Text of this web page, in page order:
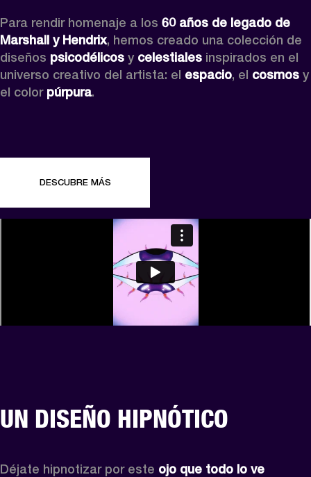
Para rendir homenaje a los 60 años de legado de
Marshall y Hendrix, hemos creado una colección de
diseños psicodélicos y celestiales inspirados en el
universo creativo del artista: el espacio, el cosmos y
el color púrpura.
DESCUBRE MÁS
UN DISEÑO HIPNÓTICO
Déjate hipnotizar por este ojo que todo lo ve